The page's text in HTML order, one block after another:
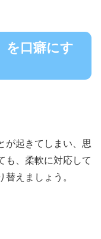
を口癖にす
が起きてしまい、思
も、柔軟に対応して
えましょう。